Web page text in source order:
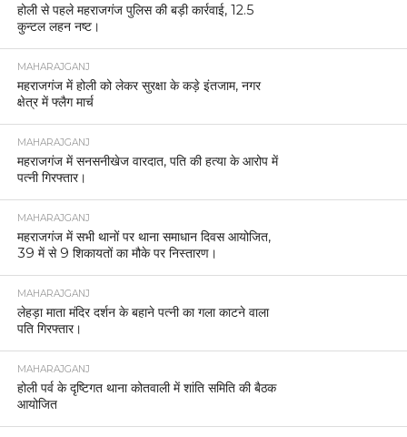
होली से पहले महराजगंज पुलिस की बड़ी कार्रवाई, 12.5
कुन्टल लहन नष्ट।
MAHARAJGANJ
महराजगंज में होली को लेकर सुरक्षा के कड़े इंतजाम, नगर
क्षेत्र में फ्लैग मार्च
MAHARAJGANJ
महराजगंज में सनसनीखेज वारदात, पति की हत्या के आरोप में
पत्नी गिरफ्तार।
MAHARAJGANJ
महराजगंज में सभी थानों पर थाना समाधान दिवस आयोजित,
39 में से 9 शिकायतों का मौके पर निस्तारण।
MAHARAJGANJ
लेहड़ा माता मंदिर दर्शन के बहाने पत्नी का गला काटने वाला
पति गिरफ्तार।
MAHARAJGANJ
होली पर्व के दृष्टिगत थाना कोतवाली में शांति समिति की बैठक
आयोजित